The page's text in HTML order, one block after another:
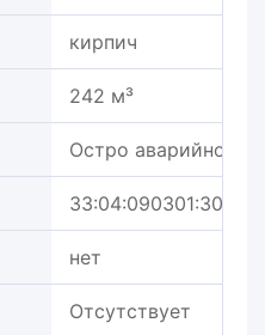
кирпич
242 м³
Остро аварийное
33:04:090301:309
нет
Отсутствует